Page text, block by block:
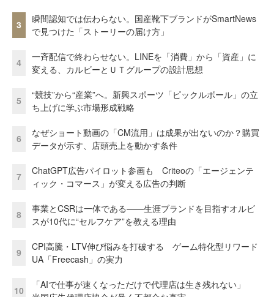
3
瞬間認知では伝わらない。国産靴下ブランドがSmartNews
で見つけた「ストーリーの届け方」
4
一斉配信で終わらせない。LINEを「消費」から「資産」に
変える、カルビーとＵＴグループの設計思想
5
“競技”から“産業”へ。新興スポーツ「ピックルボール」の立
ち上げに学ぶ市場形成戦略
6
なぜショート動画の「CM流用」は成果が出ないのか？購買
データが示す、店頭売上を動かす条件
7
ChatGPT広告パイロット参画も Criteoの「エージェンテ
ィック・コマース」が変える広告の判断
8
事業とCSRは一体である――生涯ブランドを目指すオルビ
スが10代に“セルフケア”を教える理由
9
CPI高騰・LTV伸び悩みを打破する ゲーム特化型リワード
UA「Freecash」の実力
10
「AIで仕事が速くなっただけで代理店は生き残れない」